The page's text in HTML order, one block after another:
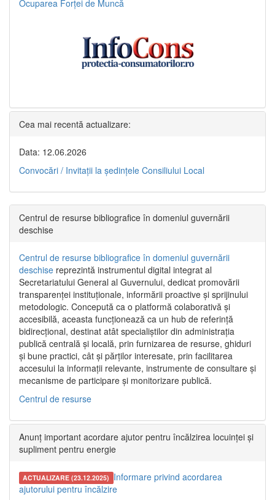
Ocuparea Forței de Muncă
Cea mai recentă actualizare:
Data: 12.06.2026
Convocări / Invitaţii la şedinţele Consiliului Local
Centrul de resurse bibliografice în domeniul guvernării
deschise
Centrul de resurse bibliografice în domeniul guvernării
deschise reprezintă instrumentul digital integrat al
Secretariatului General al Guvernului, dedicat promovării
transparenței instituționale, informării proactive și sprijinului
metodologic. Concepută ca o platformă colaborativă și
accesibilă, aceasta funcționează ca un hub de referință
bidirecțional, destinat atât specialiștilor din administrația
publică centrală și locală, prin furnizarea de resurse, ghiduri
și bune practici, cât și părților interesate, prin facilitarea
accesului la informații relevante, instrumente de consultare și
mecanisme de participare și monitorizare publică.
Centrul de resurse
Anunț important acordare ajutor pentru încălzirea locuinței și
supliment pentru energie
ACTUALIZARE (23.12.2025) Informare privind acordarea
ajutorului pentru încălzire